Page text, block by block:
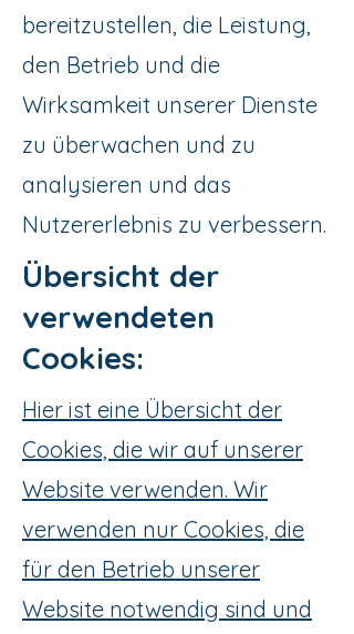
bereitzustellen, die Leistung,
den Betrieb und die
Wirksamkeit unserer Dienste
zu überwachen und zu
analysieren und das
Nutzererlebnis zu verbessern.
Übersicht der
verwendeten
Cookies:
Hier ist eine Übersicht der
Cookies, die wir auf unserer
Website verwenden. Wir
verwenden nur Cookies, die
für den Betrieb unserer
Website notwendig sind und